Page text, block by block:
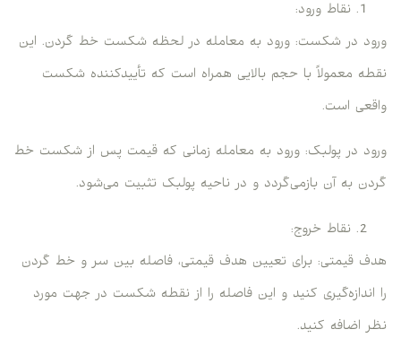
نقاط ورود:
ورود در شکست: ورود به معامله در لحظه شکست خط گردن. این
نقطه معمولاً با حجم بالایی همراه است که تأییدکننده شکست
واقعی است.
ورود در پولبک: ورود به معامله زمانی که قیمت پس از شکست خط
گردن به آن بازمی‌گردد و در ناحیه پولبک تثبیت می‌شود.
نقاط خروج:
هدف قیمتی: برای تعیین هدف قیمتی، فاصله بین سر و خط گردن
را اندازه‌گیری کنید و این فاصله را از نقطه شکست در جهت مورد
نظر اضافه کنید.